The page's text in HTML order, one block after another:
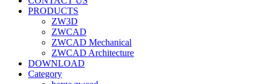
PRODUCTS
ZW3D
ZWCAD
ZWCAD Mechanical
ZWCAD Architecture
DOWNLOAD
Category